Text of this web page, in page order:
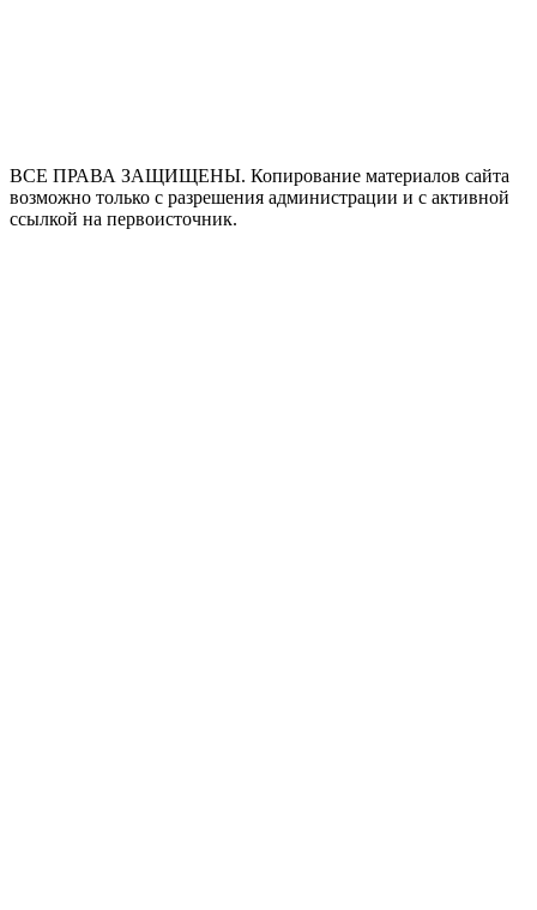
ВСЕ ПРАВА ЗАЩИЩЕНЫ. Копирование материалов сайта
возможно только с разрешения администрации и с активной
ссылкой на первоисточник.